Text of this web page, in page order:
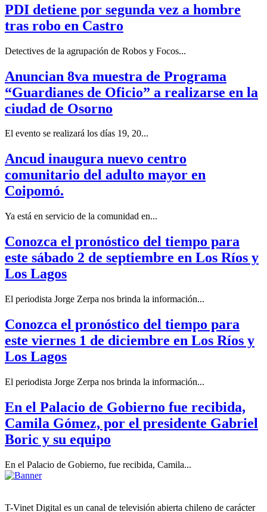
PDI detiene por segunda vez a hombre
tras robo en Castro
Detectives de la agrupación de Robos y Focos...
Anuncian 8va muestra de Programa
“Guardianes de Oficio” a realizarse en la
ciudad de Osorno
El evento se realizará los días 19, 20...
Ancud inaugura nuevo centro
comunitario del adulto mayor en
Coipomó.
Ya está en servicio de la comunidad en...
Conozca el pronóstico del tiempo para
este sábado 2 de septiembre en Los Ríos y
Los Lagos
El periodista Jorge Zerpa nos brinda la información...
Conozca el pronóstico del tiempo para
este viernes 1 de diciembre en Los Ríos y
Los Lagos
El periodista Jorge Zerpa nos brinda la información...
En el Palacio de Gobierno fue recibida,
Camila Gómez, por el presidente Gabriel
Boric y su equipo
En el Palacio de Gobierno, fue recibida, Camila...
T-Vinet Digital es un canal de televisión abierta chileno de carácter